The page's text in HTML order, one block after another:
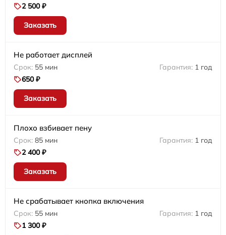
2 500 ₽
Заказать
Не работает дисплей
55 мин
1 год
650 ₽
Заказать
Плохо взбивает пену
85 мин
1 год
2 400 ₽
Заказать
Не срабатывает кнопка включения
55 мин
1 год
1 300 ₽